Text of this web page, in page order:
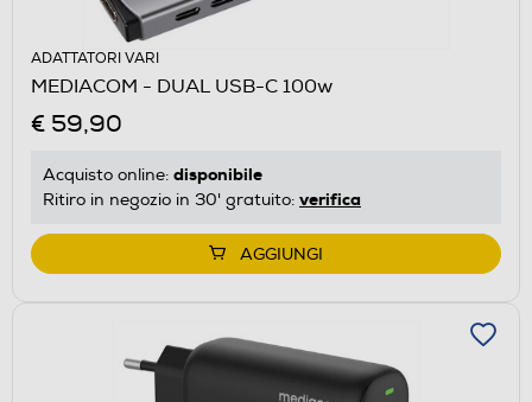
ADATTATORI VARI
MEDIACOM - DUAL USB-C 100w
€ 59,90
Acquisto online: disponibile
Ritiro in negozio in 30' gratuito: verifica
AGGIUNGI